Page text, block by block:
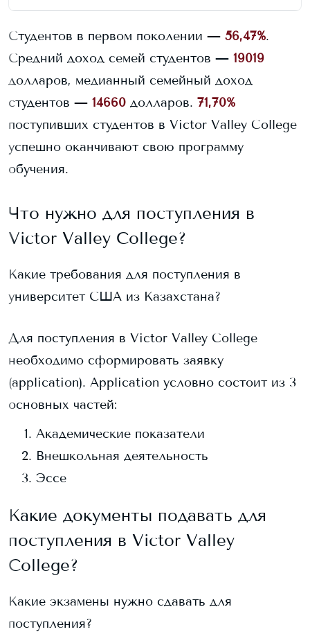
Студентов в первом поколении — 56,47%.
Средний доход семей студентов — 19019
долларов, медианный семейный доход
студентов — 14660 долларов. 71,70%
поступивших студентов в Victor Valley College
успешно оканчивают свою программу
обучения.
Что нужно для поступления в
Victor Valley College?
Какие требования для поступления в
университет США из Казахстана?
Для поступления в Victor Valley College
необходимо сформировать заявку
(application). Application условно состоит из 3
основных частей:
Академические показатели
Внешкольная деятельность
Эссе
Какие документы подавать для
поступления в Victor Valley
College?
Какие экзамены нужно сдавать для
поступления?